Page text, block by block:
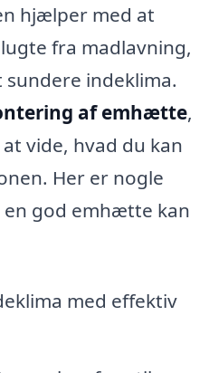
hjælper med at
fra madlavning,
indeklima.
af emhætte,
vide, hvad du kan
Her er nogle
god emhætte kan
med effektiv